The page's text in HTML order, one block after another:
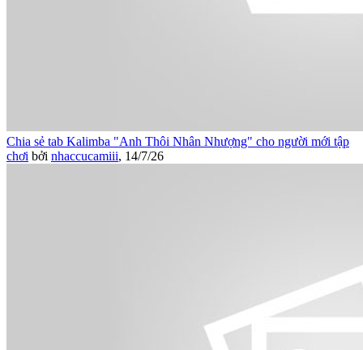
Chia sẻ tab Kalimba "Anh Thôi Nhân Nhượng" cho người mới tập
chơi bởi nhaccucamiii, 14/7/26